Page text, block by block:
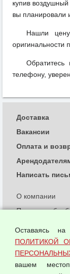
купив
вы планировали
Нашли
оригинальности
телефону,
О компании
Политика
Согласием на
Оферта
Публичная
Доставка
Вакансии
Оплата и
Написать
Оставаясь
ПОЛИТИКОЙ
вашем